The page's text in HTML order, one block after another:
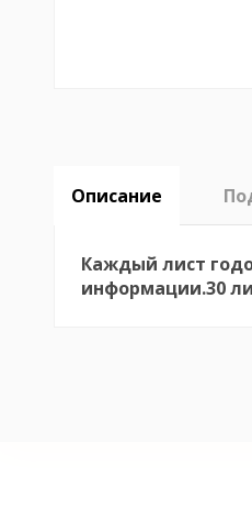
Описание
Каждый лист
информации.30